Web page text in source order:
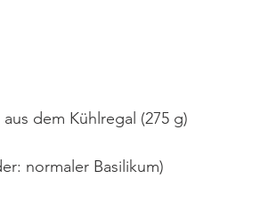
dem Kühlregal (275 g)
normaler Basilikum)